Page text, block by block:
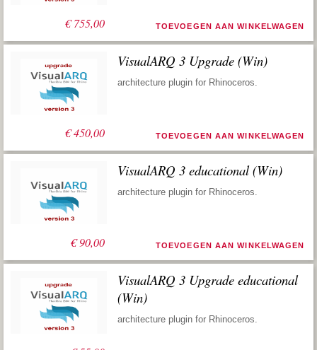
€755,00 TOEVOEGEN AAN WINKELWAGEN
€450,00
VisualARQ 3 Upgrade (Win)
architecture plugin for Rhinoceros.
TOEVOEGEN AAN WINKELWAGEN
€90,00
VisualARQ 3 educational (Win)
architecture plugin for Rhinoceros.
TOEVOEGEN AAN WINKELWAGEN
VisualARQ 3 Upgrade educational
(Win)
architecture plugin for Rhinoceros.